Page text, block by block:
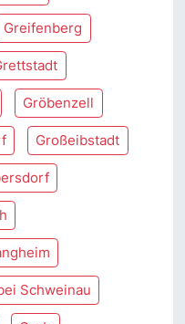
Greifenberg
Gröbenzell
Großeibstadt
Schweinau